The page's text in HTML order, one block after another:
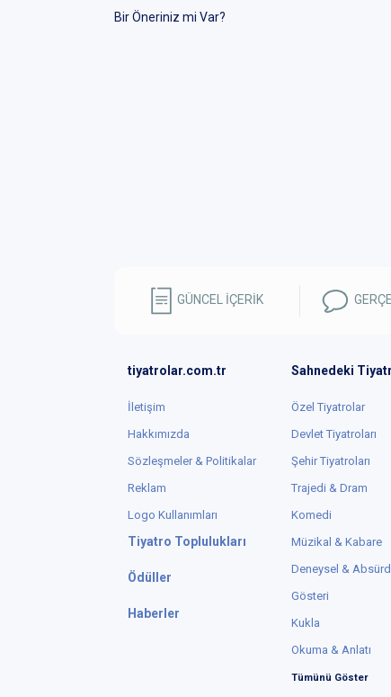
Bir Öneriniz mi Var?
GÜNCEL İÇERİK
tiyatrolar.com.tr
İletişim
Hakkımızda
Sözleşmeler & Politikalar
Reklam
Logo Kullanımları
Tiyatro Toplulukları
Ödüller
Haberler
Sahnedeki
Özel Tiyatrolar
Devlet Tiyatroları
Şehir Tiyatroları
Trajedi & Dram
Komedi
Müzikal & Kabare
Deneysel & Absürd
Gösteri
Kukla
Okuma & Anlatı
Tümünü Göster